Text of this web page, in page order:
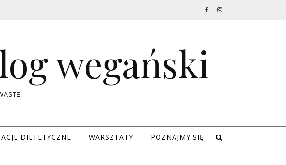
wegański
DIETETYCZNE WARSZTATY POZNAJMY SIĘ